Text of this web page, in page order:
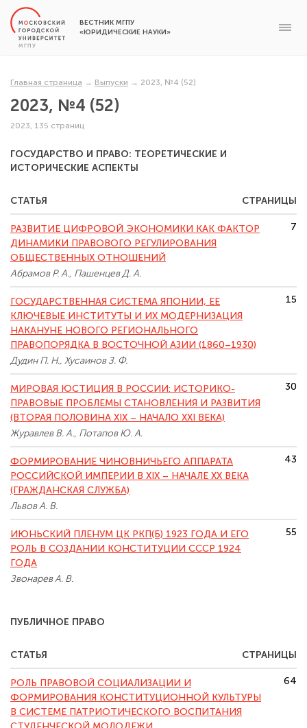
ВЕСТНИК МГПУ
«ЮРИДИЧЕСКИЕ НАУКИ»
Главная страница → Выпуски → 2023, №4 (52)
2023, №4 (52)
2023, 135 страниц
ГОСУДАРСТВО И ПРАВО: ТЕОРЕТИЧЕСКИЕ И
ИСТОРИЧЕСКИЕ АСПЕКТЫ
СТАТЬЯ СТРАНИЦЫ
РАЗВИТИЕ ЦИФРОВОЙ ЭКОНОМИКИ КАК ФАКТОР
ДИНАМИКИ ПРАВОВОГО РЕГУЛИРОВАНИЯ
ОБЩЕСТВЕННЫХ ОТНОШЕНИЙ
Абрамов Р. А., Пашенцев Д. А.
7
ГОСУДАРСТВЕННАЯ СИСТЕМА ЯПОНИИ, ЕЕ
КЛЮЧЕВЫЕ ИНСТИТУТЫ И ИХ МОДЕРНИЗАЦИЯ
НАКАНУНЕ НОВОГО РЕГИОНАЛЬНОГО
ПРАВОПОРЯДКА В ВОСТОЧНОЙ АЗИИ (1860–1930)
Дудин П. Н., Хусаинов З. Ф.
15
МИРОВАЯ ЮСТИЦИЯ В РОССИИ: ИСТОРИКО-
ПРАВОВЫЕ ПРОБЛЕМЫ СТАНОВЛЕНИЯ И РАЗВИТИЯ
(ВТОРАЯ ПОЛОВИНА XIX – НАЧАЛО XXI ВЕКА)
Журавлев В. А., Потапов Ю. А.
30
ФОРМИРОВАНИЕ ЧИНОВНИЧЬЕГО АППАРАТА
РОССИЙСКОЙ ИМПЕРИИ В XIX – НАЧАЛЕ XX ВЕКА
(ГРАЖДАНСКАЯ СЛУЖБА)
Львов А. В.
43
ИЮНЬСКИЙ ПЛЕНУМ ЦК РКП(Б) 1923 ГОДА И ЕГО
РОЛЬ В СОЗДАНИИ КОНСТИТУЦИИ СССР 1924
ГОДА
Звонарев А. В.
55
ПУБЛИЧНОЕ ПРАВО
СТАТЬЯ СТРАНИЦЫ
РОЛЬ ПРАВОВОЙ СОЦИАЛИЗАЦИИ И
ФОРМИРОВАНИЯ КОНСТИТУЦИОННОЙ КУЛЬТУРЫ
В СИСТЕМЕ ПАТРИОТИЧЕСКОГО ВОСПИТАНИЯ
64